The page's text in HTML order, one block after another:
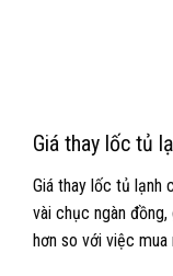
Giá thay lốc tủ
Giá thay lốc tủ lạnh
vài chục ngàn
hơn so với việc